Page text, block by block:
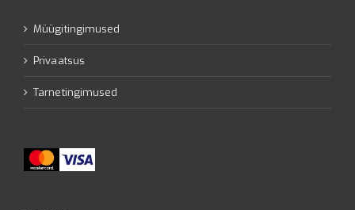
Müügitingimused
Privaatsus
Tarnetingimused